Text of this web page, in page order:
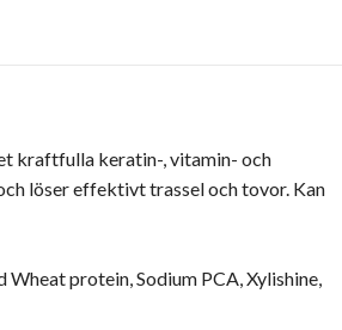
kraftfulla keratin-, vitamin- och
löser effektivt trassel och tovor. Kan
protein, Sodium PCA,Xylishine,